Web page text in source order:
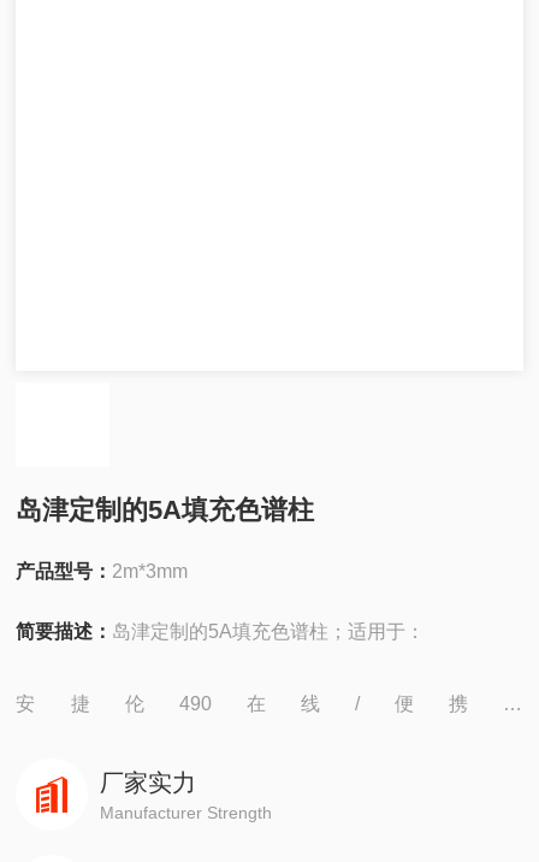
岛津定制的5A填充色谱柱
产品型号： 2m*3mm
简要描述： 岛津定制的5A填充色谱柱；适用于：
安捷伦490在线/便携，
岛津GC-14C，GC-2010，GC-2014，GC-2030
厂家实力
Manufacturer Strength